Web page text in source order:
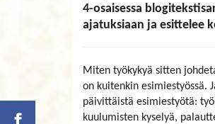
​​​​​​​4-osaisessa
ajatuksiaan ja esittelee
Miten työkykyä sitten
on kuitenkin esimiestyössä.
päivittäistä esimiestyötä:
kuulumisten kyselyä,